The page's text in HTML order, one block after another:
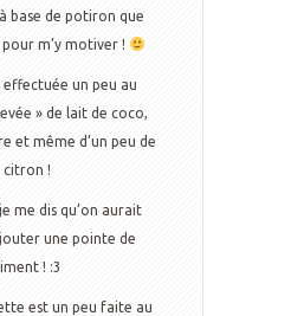
base de potiron que
pour m’y motiver !
effectuée un peu au
» de lait de coco,
et même d’un peu de
citron !
me dis qu’on aurait
une pointe de
! :3
est un peu faite au